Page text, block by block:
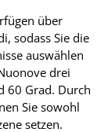
über
sodass Sie die
auswählen
drei
60 Grad. Durch
Sie sowohl
setzen.